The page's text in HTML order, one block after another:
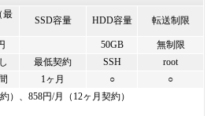
最
SSD容量 HDD容量 転送制限
50GB
無制限
最低契約 SSH
root
1ヶ月 ○
○
）、858円/月（12ヶ月契約）